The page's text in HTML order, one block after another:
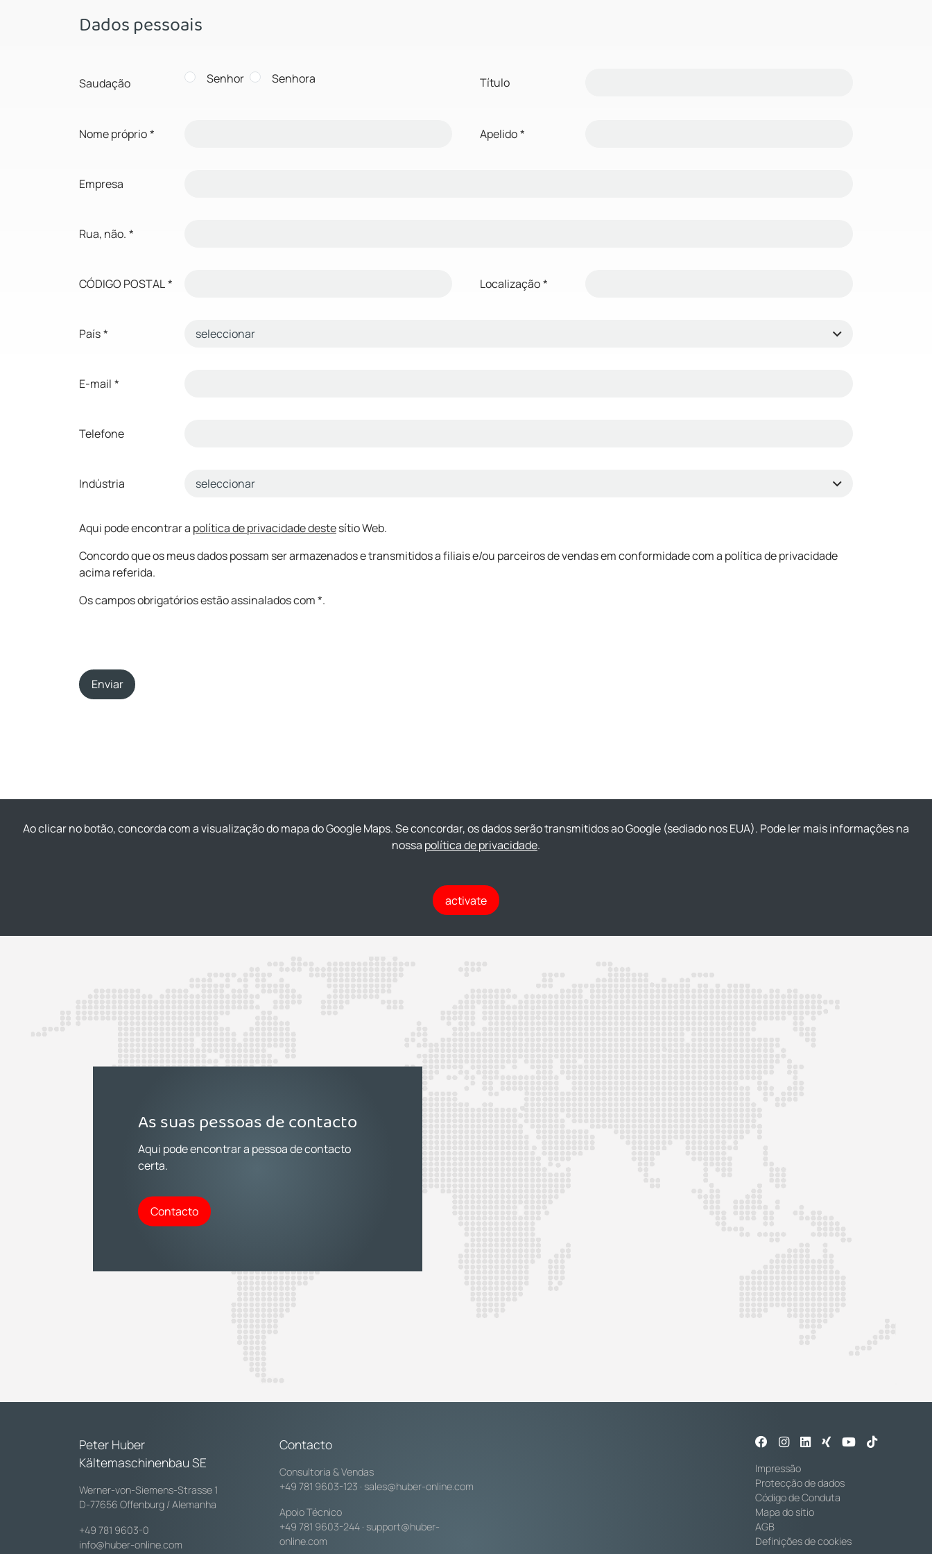
Dados pessoais
Saudação Senhor Senhora Título
Nome próprio* Apelido*
Empresa
Rua, não. *
CÓDIGO POSTAL* Localização*
País*
E-mail *
Telefone
Indústria
Aqui pode encontrar a política de privacidade destesítio Web.
Concordo que os meus dados possam ser armazenados e transmitidos a filiais e/ou parceiros de vendas em conformidade com a política de privacidade
acima referida.
Os campos obrigatórios estão assinalados com *.
Enviar
Ao clicar no botão, concorda com a visualização do mapa do Google Maps. Se concordar, os dados serão transmitidos ao Google (sediado nos EUA). Pode ler mais informações na
nossa política de privacidade.
activate
As suas pessoas de contacto
Aqui pode encontrar a pessoa de contacto
certa.
Contacto
Peter Huber
Kältemaschinenbau SE
Werner-von-Siemens-Strasse 1
D-77656 Offenburg / Alemanha
+49 781 9603-0
info@huber-online.com
Contacto
Consultoria & Vendas
+49 781 9603-123 · sales@huber-online.com
Apoio Técnico
+49 781 9603-244 · support@huber-
online.com
Impressão
Protecção de dados
Código de Conduta
Mapa do sítio
AGB
Definições de cookies